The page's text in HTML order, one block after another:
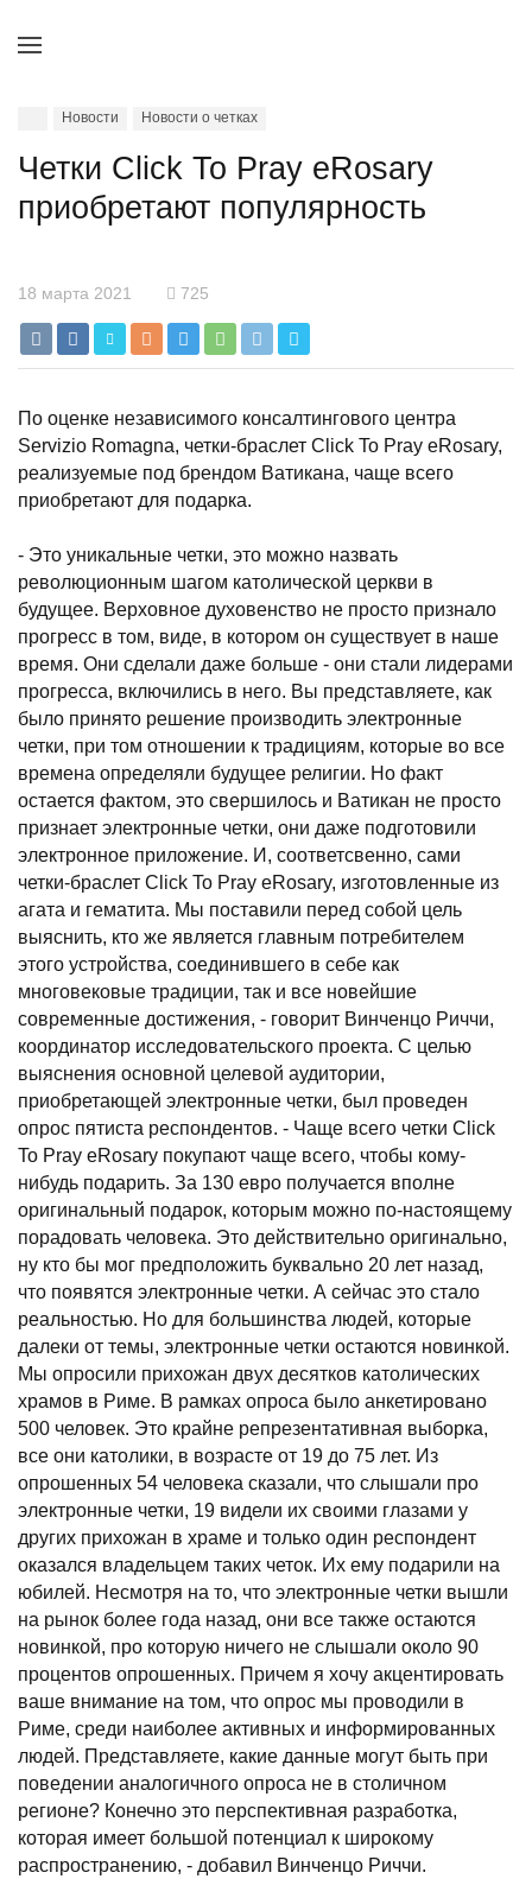
Новости Новости о четках
Четки Click To Pray eRosary
приобретают популярность
18 марта 2021 725
По оценке независимого консалтингового центра
Servizio Romagna, четки-браслет Click To Pray eRosary,
реализуемые под брендом Ватикана, чаще всего
приобретают для подарка.
- Это уникальные четки, это можно назвать
революционным шагом католической церкви в
будущее. Верховное духовенство не просто признало
прогресс в том, виде, в котором он существует в наше
время. Они сделали даже больше - они стали лидерами
прогресса, включились в него. Вы представляете, как
было принято решение производить электронные
четки, при том отношении к традициям, которые во все
времена определяли будущее религии. Но факт
остается фактом, это свершилось и Ватикан не просто
признает электронные четки, они даже подготовили
электронное приложение. И, соответсвенно, сами
четки-браслет Click To Pray eRosary, изготовленные из
агата и гематита. Мы поставили перед собой цель
выяснить, кто же является главным потребителем
этого устройства, соединившего в себе как
многовековые традиции, так и все новейшие
современные достижения, - говорит Винченцо Риччи,
координатор исследовательского проекта. С целью
выяснения основной целевой аудитории,
приобретающей электронные четки, был проведен
опрос пятиста респондентов. - Чаще всего четки Click
To Pray eRosary покупают чаще всего, чтобы кому-
нибудь подарить. За 130 евро получается вполне
оригинальный подарок, которым можно по-настоящему
порадовать человека. Это действительно оригинально,
ну кто бы мог предположить буквально 20 лет назад,
что появятся электронные четки. А сейчас это стало
реальностью. Но для большинства людей, которые
далеки от темы, электронные четки остаются новинкой.
Мы опросили прихожан двух десятков католических
храмов в Риме. В рамках опроса было анкетировано
500 человек. Это крайне репрезентативная выборка,
все они католики, в возрасте от 19 до 75 лет. Из
опрошенных 54 человека сказали, что слышали про
электронные четки, 19 видели их своими глазами у
других прихожан в храме и только один респондент
оказался владельцем таких четок. Их ему подарили на
юбилей. Несмотря на то, что электронные четки вышли
на рынок более года назад, они все также остаются
новинкой, про которую ничего не слышали около 90
процентов опрошенных. Причем я хочу акцентировать
ваше внимание на том, что опрос мы проводили в
Риме, среди наиболее активных и информированных
людей. Представляете, какие данные могут быть при
поведении аналогичного опроса не в столичном
регионе? Конечно это перспективная разработка,
которая имеет большой потенциал к широкому
распространению, - добавил Винченцо Риччи.